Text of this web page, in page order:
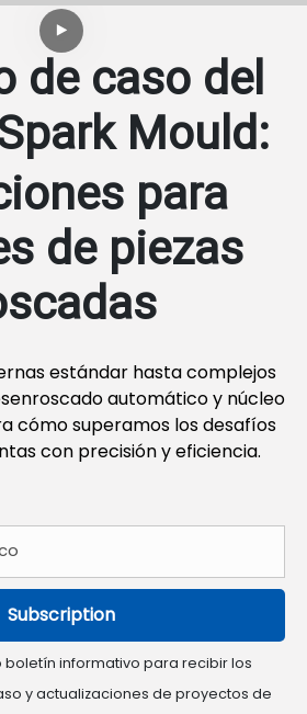
de caso del
Mould:
para
de piezas
estándar hasta complejos
automático y núcleo
cómo superamos los desafíos
con precisión y eficiencia.
Subscription
boletín informativo para recibir los
y actualizaciones de proyectos de